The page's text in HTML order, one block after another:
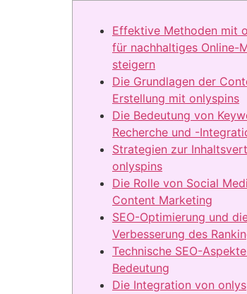
Effektive Methoden mit
für nachhaltiges Online-
steigern
Die Grundlagen der
Erstellung mit onlyspins
Die Bedeutung von
Recherche und -
Strategien zur
onlyspins
Die Rolle von Social
Content Marketing
SEO-Optimierung und
Verbesserung des
Technische SEO-
Bedeutung
Die Integration von